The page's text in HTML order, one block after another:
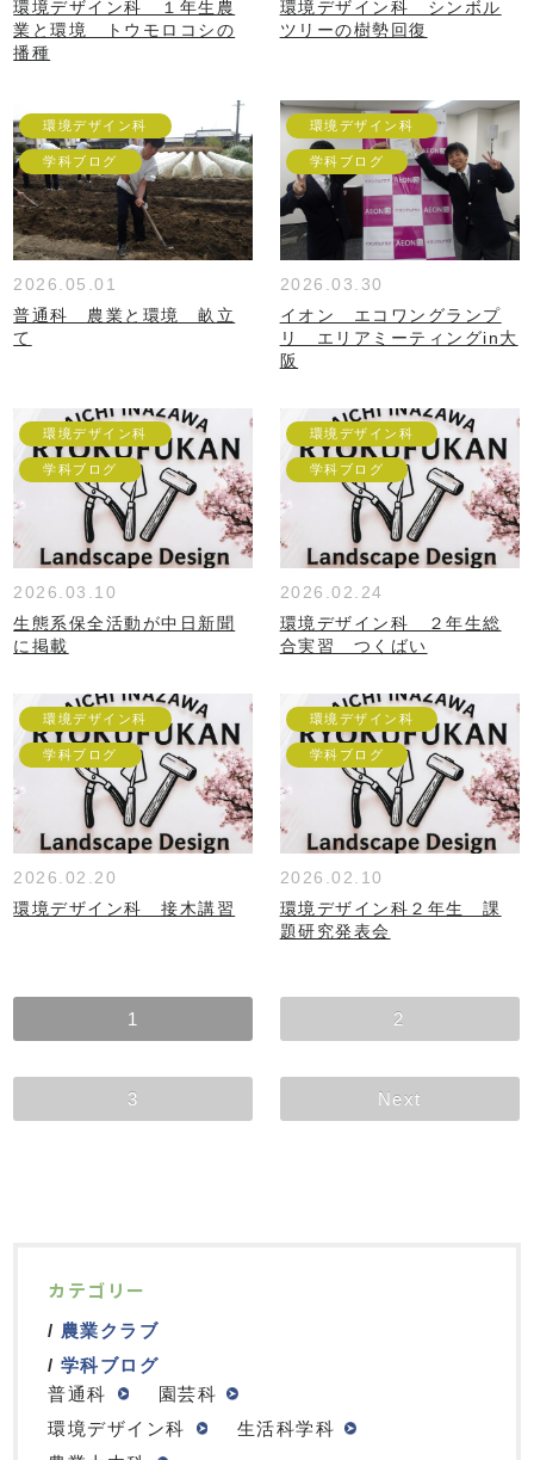
環境デザイン科 １年生農
業と環境 トウモロコシの
播種
環境デザイン科 シンボル
ツリーの樹勢回復
環境デザイン科
学科ブログ
2026.05.01
普通科 農業と環境 畝立
て
環境デザイン科
学科ブログ
2026.03.30
イオン エコワングランプ
リ エリアミーティングin大
阪
環境デザイン科
学科ブログ
2026.03.10
生態系保全活動が中日新聞
に掲載
環境デザイン科
学科ブログ
2026.02.24
環境デザイン科 ２年生総
合実習 つくばい
環境デザイン科
学科ブログ
2026.02.20
環境デザイン科 接木講習
環境デザイン科
学科ブログ
2026.02.10
環境デザイン科２年生 課
題研究発表会
1 2
3 Next
カテゴリー
農業クラブ
学科ブログ
普通科
園芸科
環境デザイン科
生活科学科